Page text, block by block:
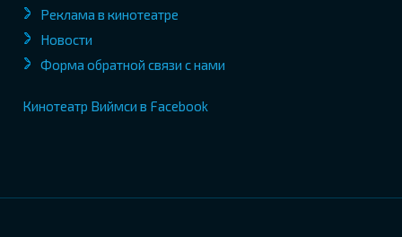
Реклама в кинотеатре
Новости
Форма обратной связи с нами
Кинотеатр Виймси в Facebook